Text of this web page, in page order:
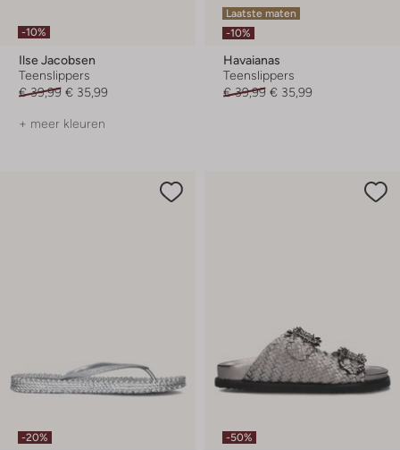
-10%
Ilse Jacobsen
Teenslippers
€ 39,99 € 35,99
+ meer kleuren
Laatste maten
-10%
Havaianas
Teenslippers
€ 39,99 € 35,99
-20% -50%